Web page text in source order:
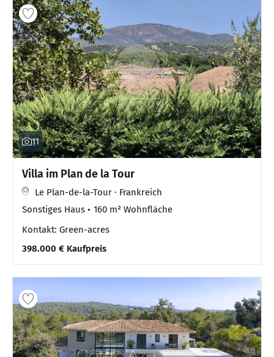
11
Villa im Plan de la Tour
Le Plan-de-la-Tour · Frankreich
Sonstiges Haus
160 m² Wohnfläche
Kontakt: Green-acres
398.000 € Kaufpreis